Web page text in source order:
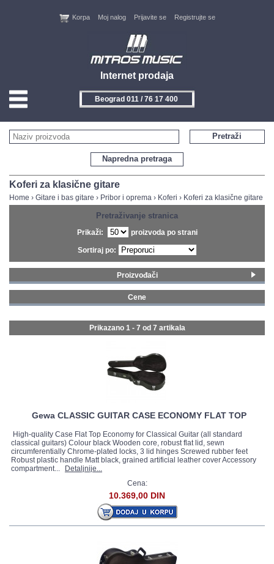
Internet prodaja
Korpa Moj nalog Prijavite se Registrujte se
Beograd 011 / 76 17 400
HOME
KONTAKT
PROIZVOĐAČI
NOVITETI
FEEDBACK
GALERIJA
Napredna pretraga
Pretraži
Koferi za klasične gitare
Home › Gitare i bas gitare › Pribor i oprema › Koferi › Koferi za klasične gitare
Pretraživanje stranica
Prikaži: proizvoda po strani
Sortiraj po:
Proizvođači
Gewa (1)
Stagg (6)
Cene
Prikazano 1 - 7 od 7 artikala
Gewa CLASSIC GUITAR CASE ECONOMY FLAT TOP
High-quality Case Flat Top Economy for Classical Guitar (all standard
classical guitars) Colour black Wooden core, robust flat lid, sewn
circumferentially Chrome-plated locks, 3 lid hinges Screwed rubber feet
Robust plastic handle Matt black, grained artificial leather cover Accessory
compartment...
Detaljnije...
Cena:
10.369,00 DIN